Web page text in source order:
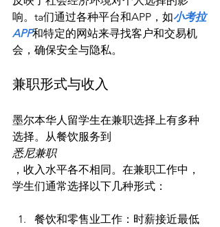
响。ta们通过各种平台和APP，如小考拉
APP和特定的网站来寻找客户和交易机
兼职形式与收入
墨尔本华人留学生在兼职选择上有多种
选择。从餐饮服务到
悉尼兼职
，收入水平各不相同。在兼职工作中，
餐饮和零售业工作：时薪接近最低